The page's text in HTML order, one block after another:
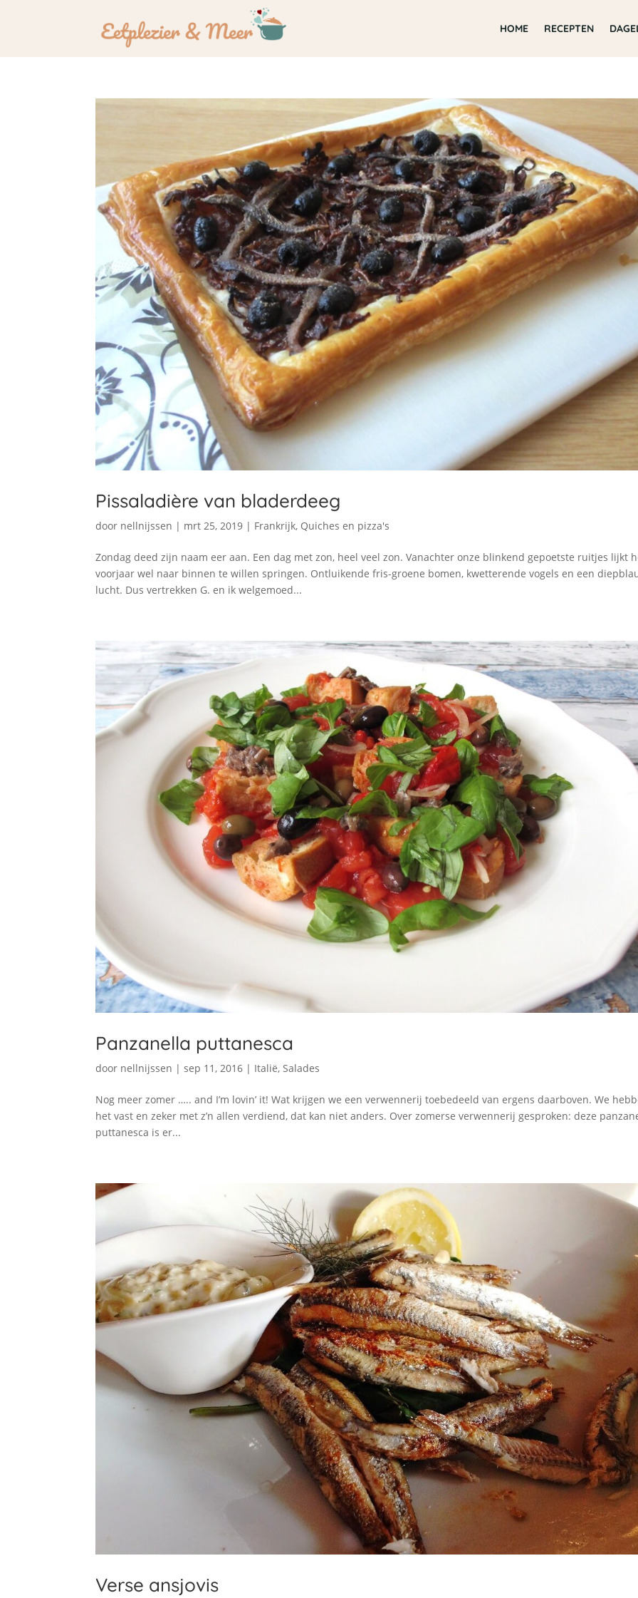
HOME RECEPTEN
Pissaladière van bladerdeeg
door nellnijssen | mrt 25, 2019 | Frankrijk, Quiches en pizza's
Zondag deed zijn naam eer aan. Een dag met zon, heel veel zon. Vanachter onze blinkend gepoetste ruitjes lijkt
voorjaar wel naar binnen te willen springen. Ontluikende fris-groene bomen, kwetterende vogels en een
lucht. Dus vertrekken G. en ik welgemoed...
Panzanella puttanesca
door nellnijssen |sep 11, 2016 | Italië, Salades
Nog meer zomer ….. and I’m lovin’ it! Wat krijgen we een verwennerij toebedeeld van ergens daarboven. We
het vast en zeker met z’n allen verdiend, dat kan niet anders. Over zomerse verwennerij gesproken: deze
puttanesca is er...
Verse ansjovis